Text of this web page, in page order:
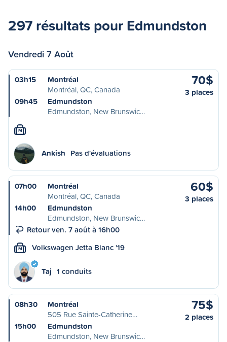
297 résultats pour Edmundston
Vendredi 7 Août
03h15
Montréal
Montréal, QC, Canada
09h45
Edmundston
Edmundston, New Brunswic…
70$
3 places
M
Ankish Pas d'évaluations
07h00
Montréal
Montréal, QC, Canada
14h00
Edmundston
Edmundston, New Brunswic…
Retour ven. 7 août à 16h00
60$
3 places
M Volkswagen Jetta Blanc '19
Taj 1 conduits
08h30
Montréal
505 Rue Sainte-Catherine…
15h00
Edmundston
Edmundston, New Brunswic…
75$
2 places